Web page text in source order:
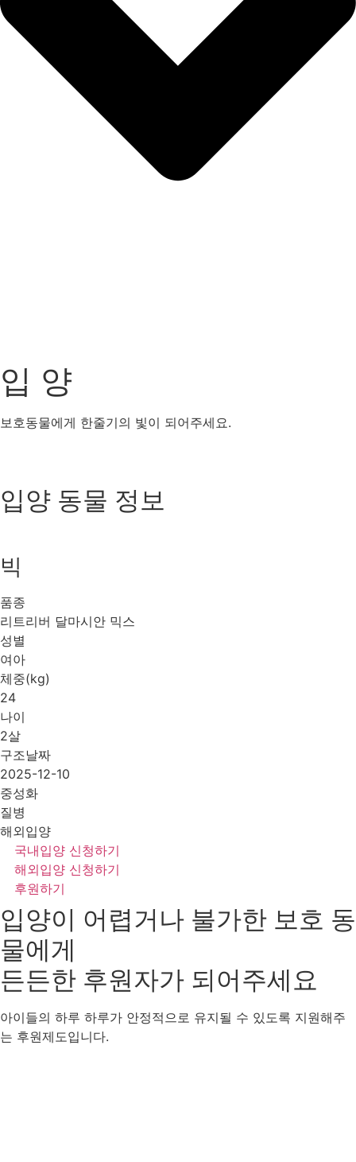
입 양
보호동물에게 한줄기의 빛이 되어주세요.
입양 동물 정보
빅
품종
리트리버 달마시안 믹스
성별
여아
체중(kg)
24
나이
2살
구조날짜
2025-12-10
중성화
질병
해외입양
국내입양 신청하기
해외입양 신청하기
후원하기
입양이 어렵거나 불가한 보호 동
물에게
든든한 후원자가 되어주세요
아이들의 하루 하루가 안정적으로 유지될 수 있도록 지원해주
는 후원제도입니다.